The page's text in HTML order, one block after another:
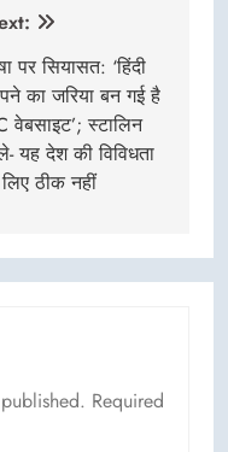
पर सियासत: ‘हिंदी
का जरिया बन गई है
वेबसाइट’; स्टालिन
यह देश की विविधता
ठीक नहीं
Required